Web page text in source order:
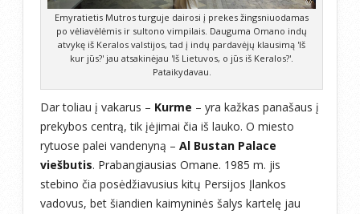
Emyratietis Mutros turguje dairosi į prekes žingsniuodamas
po vėliavėlėmis ir sultono vimpilais. Dauguma Omano indų
atvykę iš Keralos valstijos, tad į indų pardavėjų klausimą 'Iš
kur jūs?' jau atsakinėjau 'Iš Lietuvos, o jūs iš Keralos?'.
Pataikydavau.
Dar toliau į vakarus – Kurme – yra kažkas panašaus į
prekybos centrą, tik įėjimai čia iš lauko. O miesto
rytuose palei vandenyną – Al Bustan Palace
viešbutis. Prabangiausias Omane. 1985 m. jis
stebino čia posėdžiavusius kitų Persijos Įlankos
vadovus, bet šiandien kaimyninės šalys kartelę jau